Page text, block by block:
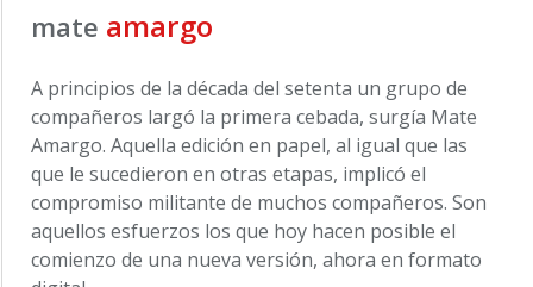
mate amargo
A principios de la década del setenta un grupo de
compañeros largó la primera cebada, surgía Mate
Amargo. Aquella edición en papel, al igual que las
que le sucedieron en otras etapas, implicó el
compromiso militante de muchos compañeros. Son
aquellos esfuerzos los que hoy hacen posible el
comienzo de una nueva versión, ahora en formato